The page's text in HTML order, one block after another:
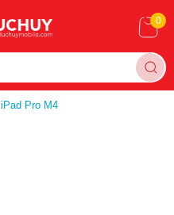
0
iPad Pro M4